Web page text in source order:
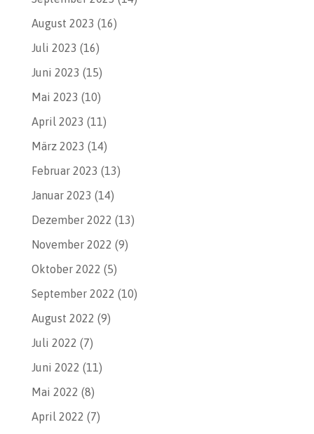
August 2023 (16)
Juli 2023 (16)
Juni 2023 (15)
Mai 2023 (10)
April 2023 (11)
März 2023 (14)
Februar 2023 (13)
Januar 2023 (14)
Dezember 2022 (13)
November 2022 (9)
Oktober 2022 (5)
September 2022 (10)
August 2022 (9)
Juli 2022 (7)
Juni 2022 (11)
Mai 2022 (8)
April 2022 (7)